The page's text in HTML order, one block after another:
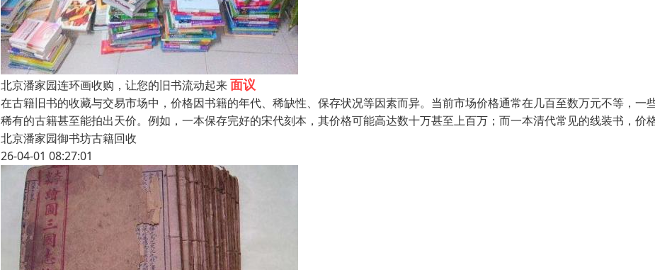
北京潘家园连环画收购，让您的旧书流动起来面议
在古籍旧书的收藏与交易市场中，价格因书籍的年代、稀缺性、保存状况等因素而异。当前市场价格通常在几百至数万元不等，一
稀有的古籍甚至能拍出天价。例如，一本保存完好的宋代刻本，其价格可能高达数十万甚至上百万；而一本清代常见的线装书，价
北京潘家园御书坊古籍回收
26-04-01 08:27:01